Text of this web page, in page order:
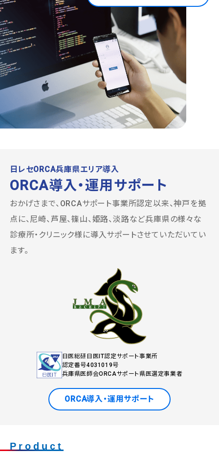
日レセORCA兵庫県エリア導入
ORCA導入・運用サポート
おかげさまで、ORCAサポート事業所認定以来、神戸を拠
点に、尼崎、芦屋、篠山、姫路、淡路など兵庫県の様々な
診療所・クリニック様に導入サポートさせていただいてい
ます。
日医総研日医IT認定サポート事業所
認定番号4031019号
兵庫県医師会ORCAサポート県医選定事業者
ORCA導入・運用サポート
Product